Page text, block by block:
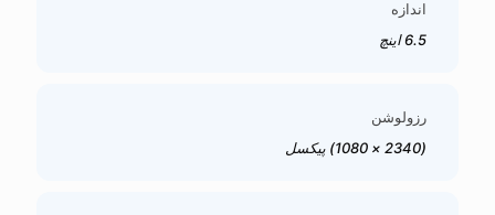
اندازه
6.5 اینچ
رزولوشن
(2340 × 1080) پیکسل